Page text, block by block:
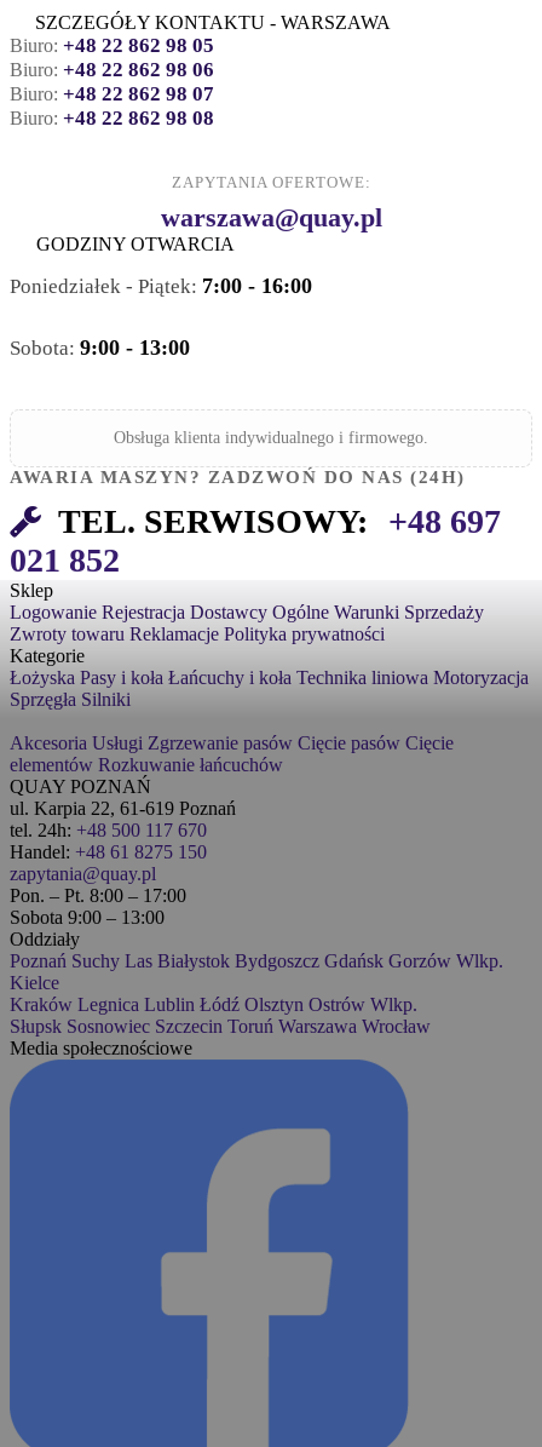
SZCZEGÓŁY KONTAKTU - WARSZAWA
Biuro: +48 22 862 98 05
Biuro: +48 22 862 98 06
Biuro: +48 22 862 98 07
Biuro: +48 22 862 98 08
ZAPYTANIA OFERTOWE:
warszawa@quay.pl
GODZINY OTWARCIA
Poniedziałek - Piątek: 7:00 - 16:00
Sobota: 9:00 - 13:00
Obsługa klienta indywidualnego i firmowego.
AWARIA MASZYN? ZADZWOŃ DO NAS (24H)
TEL. SERWISOWY:
+48 697
021 852
Sklep
Logowanie Rejestracja Dostawcy Ogólne Warunki Sprzedaży
Zwroty towaru Reklamacje Polityka prywatności
Kategorie
Łożyska Pasy i koła Łańcuchy i koła Technika liniowa Motoryzacja
Sprzęgła Silniki
Akcesoria Usługi Zgrzewanie pasów Cięcie pasów Cięcie
elementów Rozkuwanie łańcuchów
QUAY POZNAŃ
ul. Karpia 22, 61-619 Poznań
tel. 24h: +48 500 117 670
Handel: +48 61 8275 150
zapytania@quay.pl
Pon. – Pt. 8:00 – 17:00
Sobota 9:00 – 13:00
Oddziały
Poznań Suchy Las Białystok Bydgoszcz Gdańsk Gorzów Wlkp.
Kielce
Kraków Legnica Lublin Łódź Olsztyn Ostrów Wlkp.
Słupsk Sosnowiec Szczecin Toruń Warszawa Wrocław
Media społecznościowe